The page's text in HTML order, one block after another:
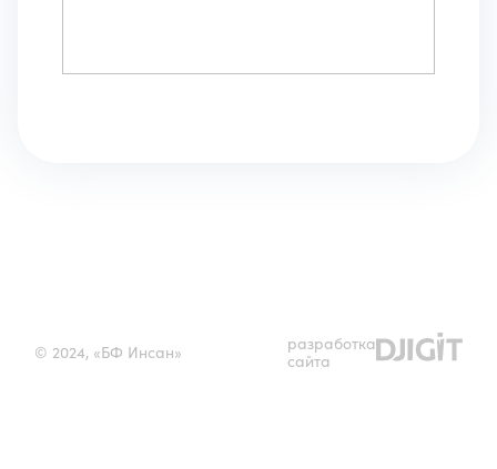
© 2024, «БФ Инсан»
разработка
сайта